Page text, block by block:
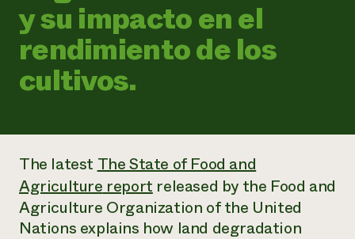
Informes anuales y financieros
Historias de impacto
Informe de
Latinos en la agricultura
Sistemas alimentarios locales
Agricultura urbana
Programa de descuentos de NorthWestern Energy
Servicios energéticos comerciales
Servicios energéticos residenciales
Blog
Podcasts
Vídeos
Oportunidades de financiación
Noticias
Asociaciones empresariales
Donar
Donaciones planificadas
Consultas de los medios de comunicación
Todos
contribuyen a la
y su impacto en el
rendimiento de los
cultivos.
The latestThe State of Food and
Agriculturereportreleased by the Food and
Agriculture Organization of the United
Nations explains how land degradation